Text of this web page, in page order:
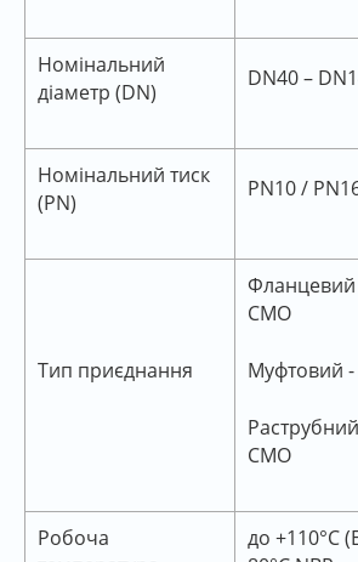
Номінальний
діаметр (DN)
DN40 –
Номінальний тиск
(PN)
PN10 /
Тип приєднання
Фланцевий
СМО
Муфтовий
СМО
Робоча
до +110°C